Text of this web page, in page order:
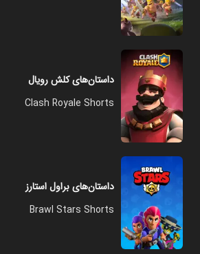
داستان‌های کلش رویال
Clash Royale Shorts
داستان‌های براول استارز
Brawl Stars Shorts